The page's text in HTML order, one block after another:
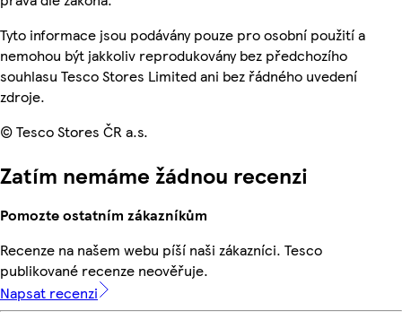
Tyto informace jsou podávány pouze pro osobní použití a
nemohou být jakkoliv reprodukovány bez předchozího
souhlasu Tesco Stores Limited ani bez řádného uvedení
zdroje.
© Tesco Stores ČR a.s.
Zatím nemáme žádnou recenzi
Pomozte ostatním zákazníkům
Recenze na našem webu píší naši zákazníci. Tesco
publikované recenze neověřuje.
Napsat recenzi